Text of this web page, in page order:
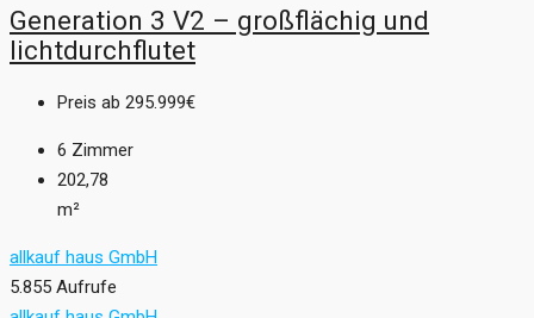
Generation 3 V2 – großflächig und
lichtdurchflutet
Preis ab 295.999€
6 Zimmer
202,78
m²
allkauf haus GmbH
5.855 Aufrufe